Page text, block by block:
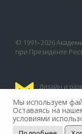
© 1991–2026
при Президенте
Дизайн и
Мы используем
Оставаясь на
условиями